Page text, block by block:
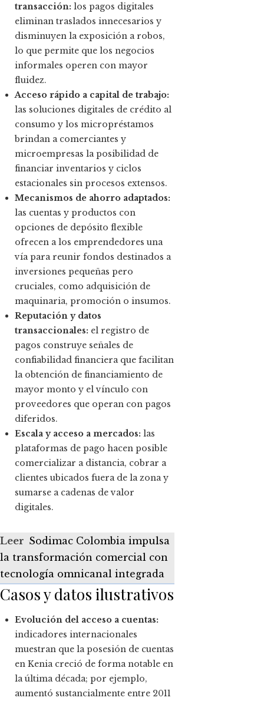
transacción: los pagos digitales
eliminan traslados innecesarios y
disminuyen la exposición a robos,
lo que permite que los negocios
informales operen con mayor
fluidez.
Acceso rápido a capital de trabajo:
las soluciones digitales de crédito al
consumo y los micropréstamos
brindan a comerciantes y
microempresas la posibilidad de
financiar inventarios y ciclos
estacionales sin procesos extensos.
Mecanismos de ahorro adaptados:
las cuentas y productos con
opciones de depósito flexible
ofrecen a los emprendedores una
vía para reunir fondos destinados a
inversiones pequeñas pero
cruciales, como adquisición de
maquinaria, promoción o insumos.
Reputación y datos
transaccionales: el registro de
pagos construye señales de
confiabilidad financiera que facilitan
la obtención de financiamiento de
mayor monto y el vínculo con
proveedores que operan con pagos
diferidos.
Escala y acceso a mercados: las
plataformas de pago hacen posible
comercializar a distancia, cobrar a
clientes ubicados fuera de la zona y
sumarse a cadenas de valor
digitales.
Leer Sodimac Colombia impulsa
la transformación comercial con
tecnología omnicanal integrada
Casos y datos ilustrativos
Evolución del acceso a cuentas:
indicadores internacionales
muestran que la posesión de cuentas
en Kenia creció de forma notable en
la última década; por ejemplo,
aumentó sustancialmente entre 2011